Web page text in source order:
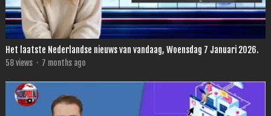
Het laatste Nederlandse nieuws van vandaag, Woensdag 7 Januari 2026.
58views · 7 months ago